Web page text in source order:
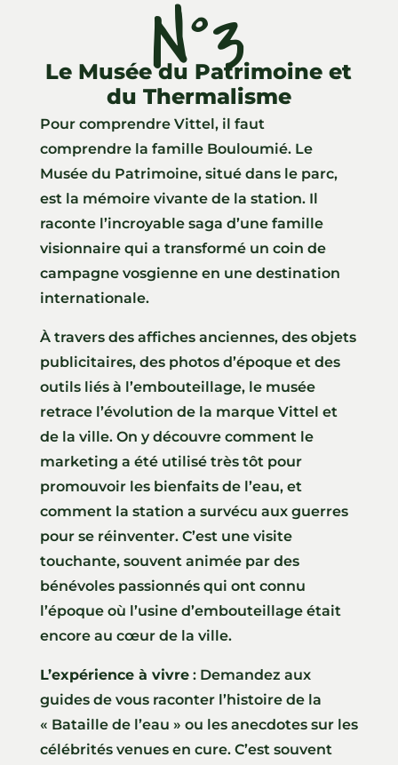
N°3
Le Musée du Patrimoine et
du Thermalisme
Pour comprendre Vittel, il faut
comprendre la famille Bouloumié. Le
Musée du Patrimoine, situé dans le parc,
est la mémoire vivante de la station. Il
raconte l’incroyable saga d’une famille
visionnaire qui a transformé un coin de
campagne vosgienne en une destination
internationale.
À travers des affiches anciennes, des objets
publicitaires, des photos d’époque et des
outils liés à l’embouteillage, le musée
retrace l’évolution de la marque Vittel et
de la ville. On y découvre comment le
marketing a été utilisé très tôt pour
promouvoir les bienfaits de l’eau, et
comment la station a survécu aux guerres
pour se réinventer. C’est une visite
touchante, souvent animée par des
bénévoles passionnés qui ont connu
l’époque où l’usine d’embouteillage était
encore au cœur de la ville.
L’expérience à vivre: Demandez aux
guides de vous raconter l’histoire de la
« Bataille de l’eau » ou les anecdotes sur les
célébrités venues en cure. C’est souvent